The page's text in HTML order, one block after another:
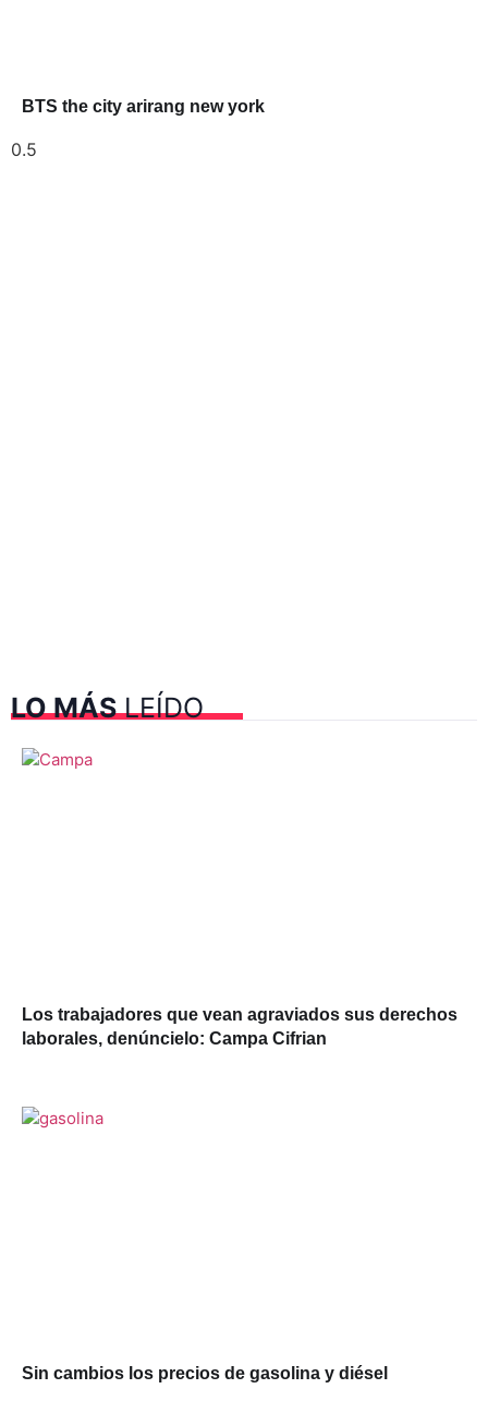
BTS the city arirang new york
LO MÁSLEÍDO
Los trabajadores que vean agraviados sus derechos
laborales, denúncielo: Campa Cifrian
Sin cambios los precios de gasolina y diésel